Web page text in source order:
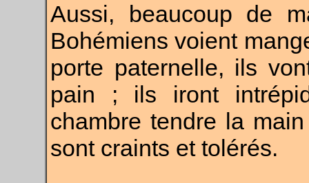
Aussi, beaucoup de
Bohémiens voient
porte paternelle, ils
pain ; ils iront
chambre tendre la
sont craints et tolérés.